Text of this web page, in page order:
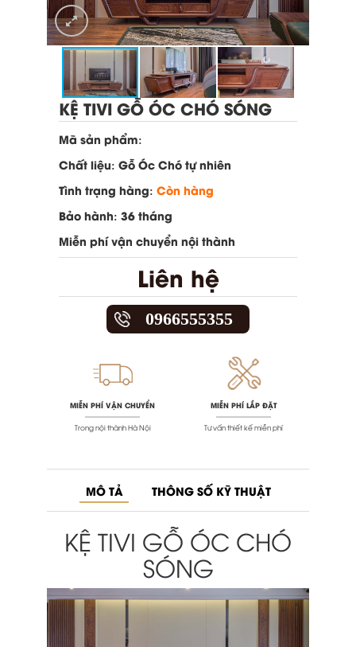
KỆ TIVI GỖ ÓC CHÓ SÓNG
Mã sản phẩm:
Chất liệu: Gỗ Óc Chó tự nhiên
Tình trạng hàng: Còn hàng
Bảo hành: 36 tháng
Miễn phí vận chuyển nội thành
Liên hệ
0966555355
MIỄN PHÍ VẬN CHUYỂN
Trong nội thành Hà Nội
MIỄN PHÍ LẮP ĐẶT
Tư vấn thiết kế miễn phí
MÔ TẢ THÔNG SỐ KỸ THUẬT
KỆ TIVI GỖ ÓC CHÓ
SÓNG